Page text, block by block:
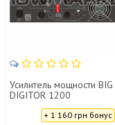
Усилитель мощности BIG
DIGITOR 1200
+ 1 160 грн бонус